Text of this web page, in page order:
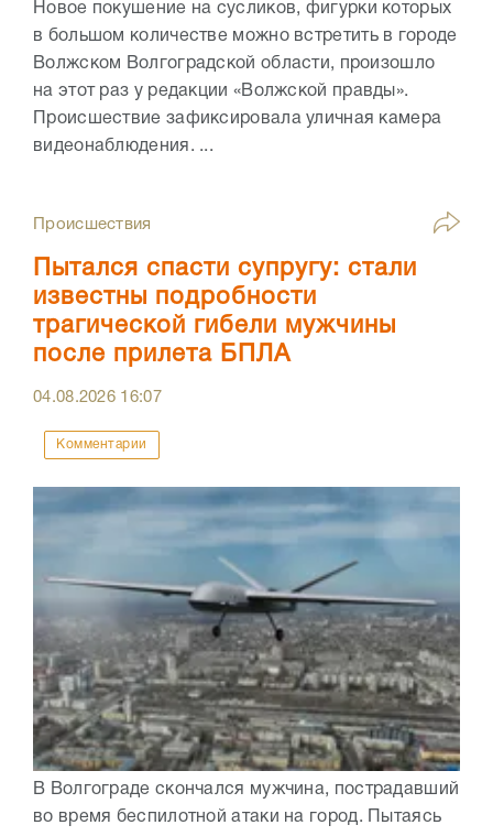
Новое покушение на сусликов, фигурки которых
в большом количестве можно встретить в городе
Волжском Волгоградской области, произошло
на этот раз у редакции «Волжской правды».
Происшествие зафиксировала уличная камера
видеонаблюдения. ...
Происшествия
Пытался спасти супругу: стали
известны подробности
трагической гибели мужчины
после прилета БПЛА
04.08.2026 16:07
Комментарии
В Волгограде скончался мужчина, пострадавший
во время беспилотной атаки на город. Пытаясь